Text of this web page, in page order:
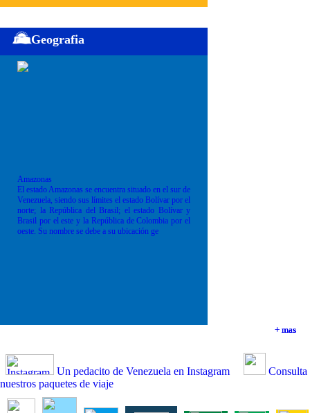
+ mas
+ mas
+ mas
Geografia
Amazonas
El estado Amazonas se encuentra situado en el sur de
Venezuela, siendo sus límites el estado Bolívar por el
norte; la República del Brasil; el estado Bolívar y
Brasil por el este y la República de Colombia por el
oeste. Su nombre se debe a su ubicación ge
+ mas
Un pedacito de Venezuela en Instagram
Consulta
nuestros paquetes de viaje